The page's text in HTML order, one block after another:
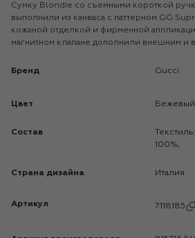
Сумку Blondie со съемными короткой
выполнили из канваса с паттерном GG
кожаной отделкой и фирменной
магнитном клапане дополнили внешним и
Бренд Gucci
Цвет Бежевый
Состав
Текстиль: 100%; Отделка-кожа:
100%;
Страна дизайна Италия
Артикул 7118185